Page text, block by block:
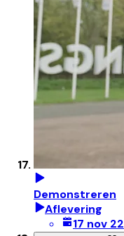
Demonstreren
Aflevering
17 nov 22